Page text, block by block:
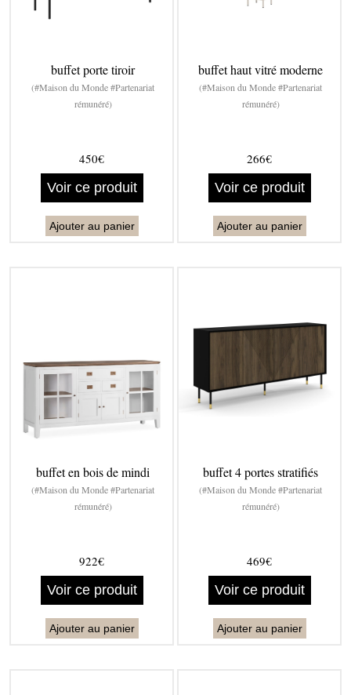
buffet porte tiroir
(#Maison du Monde #Partenariat
rémunéré)
450€
Voir ce produit
Ajouter au panier
buffet haut vitré moderne
(#Maison du Monde #Partenariat
rémunéré)
266€
Voir ce produit
Ajouter au panier
buffet en bois de mindi
(#Maison du Monde #Partenariat
rémunéré)
922€
Voir ce produit
Ajouter au panier
buffet 4 portes stratifiés
(#Maison du Monde #Partenariat
rémunéré)
469€
Voir ce produit
Ajouter au panier